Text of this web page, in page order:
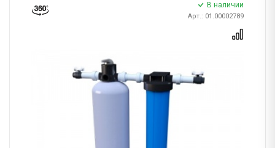
В наличии
Арт.: 01.00002789